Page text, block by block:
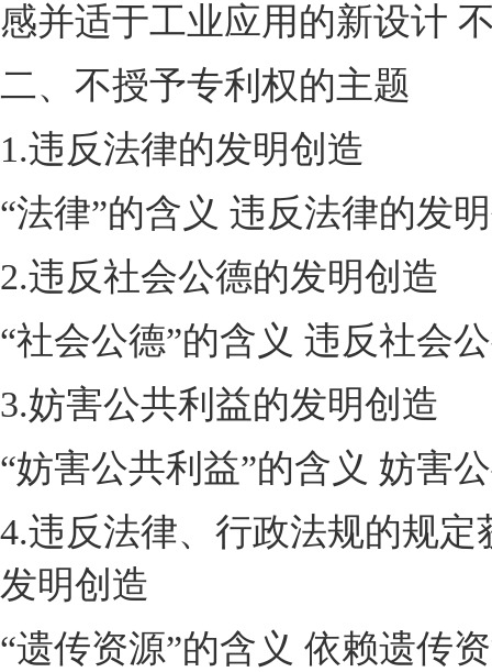
感并适于工业应用的新设计
二、不授予专利权的主题
1.违反法律的发明创造
“法律”的含义 违反法律的发
2.违反社会公德的发明创造
“社会公德”的含义 违反社会
3.妨害公共利益的发明创造
“妨害公共利益”的含义 妨害
4.违反法律、行政法规的规
发明创造
“遗传资源”的含义 依赖遗传